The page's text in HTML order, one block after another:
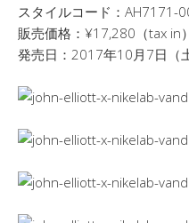
スタイルコード：AH7171-
販売価格：¥17,280（tax in）
発売日：2017年10月7日（